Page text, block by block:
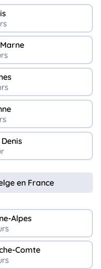
en France
Alpes
Comte